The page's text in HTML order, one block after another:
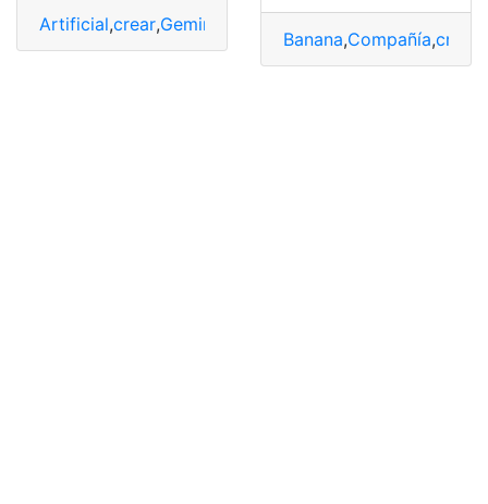
Artificial,crear,Gemini
Banana,Compañía,